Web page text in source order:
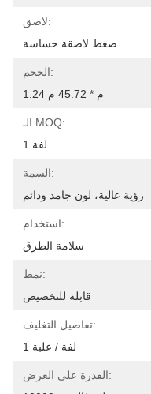
لاصق:
ضغط لاصقة حساسة
الحجم:
1.24 م * 45.72 م
الـ MOQ:
1 لفة
السمة:
رؤية عالية، لون جامد ودائم
استخدام:
سلامة الطرق
نمط:
قابلة للتخصيص
تفاصيل التغليف:
1 لفة / علبة
القدرة على العرض: